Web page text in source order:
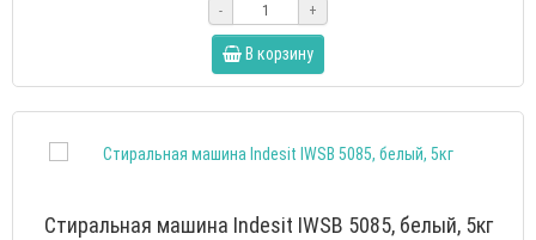
- +
В корзину
Стиральная машина Indesit IWSB 5085, белый, 5кг